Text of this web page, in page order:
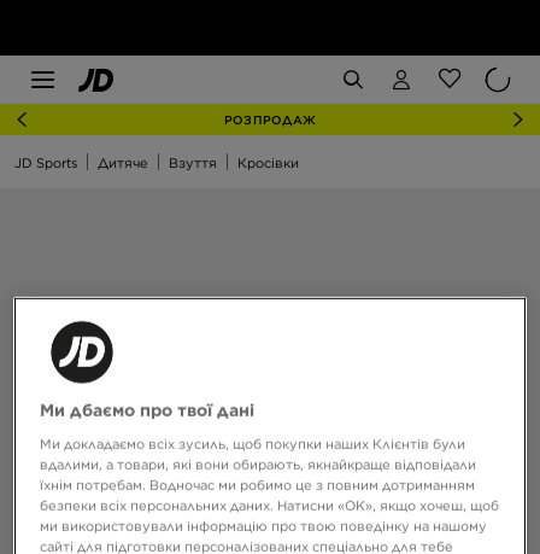
РОЗПРОДАЖ
JD Sports Дитяче Взуття Кросівки
Ми дбаємо про твої дані
Ми докладаємо всіх зусиль, щоб покупки наших Клієнтів були
вдалими, а товари, які вони обирають, якнайкраще відповідали
їхнім потребам. Водночас ми робимо це з повним дотриманням
безпеки всіх персональних даних. Натисни «OK», якщо хочеш, щоб
ми використовували інформацію про твою поведінку на нашому
сайті для підготовки персоналізованих спеціально для тебе